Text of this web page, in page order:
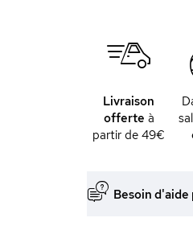
Livraison
offerte à
partir de 49€
Besoin